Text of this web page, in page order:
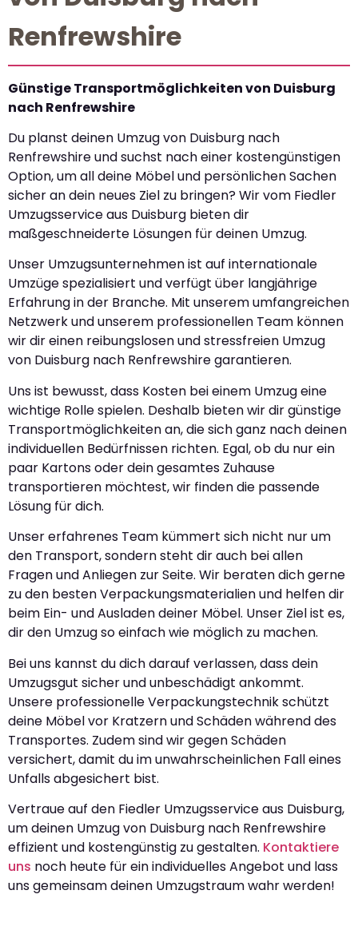
Renfrewshire
Günstige Transportmöglichkeiten von Duisburg
nach Renfrewshire
Du planst deinen Umzug von Duisburg nach
Renfrewshire und suchst nach einer kostengünstigen
Option, um all deine Möbel und persönlichen Sachen
sicher an dein neues Ziel zu bringen? Wir vom Fiedler
Umzugsservice aus Duisburg bieten dir
maßgeschneiderte Lösungen für deinen Umzug.
Unser Umzugsunternehmen ist auf internationale
Umzüge spezialisiert und verfügt über langjährige
Erfahrung in der Branche. Mit unserem umfangreichen
Netzwerk und unserem professionellen Team können
wir dir einen reibungslosen und stressfreien Umzug
von Duisburg nach Renfrewshire garantieren.
Uns ist bewusst, dass Kosten bei einem Umzug eine
wichtige Rolle spielen. Deshalb bieten wir dir günstige
Transportmöglichkeiten an, die sich ganz nach deinen
individuellen Bedürfnissen richten. Egal, ob du nur ein
paar Kartons oder dein gesamtes Zuhause
transportieren möchtest, wir finden die passende
Lösung für dich.
Unser erfahrenes Team kümmert sich nicht nur um
den Transport, sondern steht dir auch bei allen
Fragen und Anliegen zur Seite. Wir beraten dich gerne
zu den besten Verpackungsmaterialien und helfen dir
beim Ein- und Ausladen deiner Möbel. Unser Ziel ist es,
dir den Umzug so einfach wie möglich zu machen.
Bei uns kannst du dich darauf verlassen, dass dein
Umzugsgut sicher und unbeschädigt ankommt.
Unsere professionelle Verpackungstechnik schützt
deine Möbel vor Kratzern und Schäden während des
Transportes. Zudem sind wir gegen Schäden
versichert, damit du im unwahrscheinlichen Fall eines
Unfalls abgesichert bist.
Vertraue auf den Fiedler Umzugsservice aus Duisburg,
um deinen Umzug von Duisburg nach Renfrewshire
effizient und kostengünstig zu gestalten. Kontaktiere
uns noch heute für ein individuelles Angebot und lass
uns gemeinsam deinen Umzugstraum wahr werden!